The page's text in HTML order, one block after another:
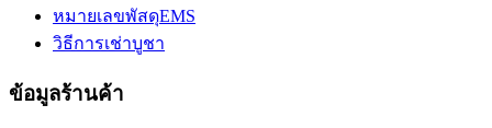
หมายเลขพัสดุEMS
วิธีการเช่าบูชา
ข้อมูลร้านค้า